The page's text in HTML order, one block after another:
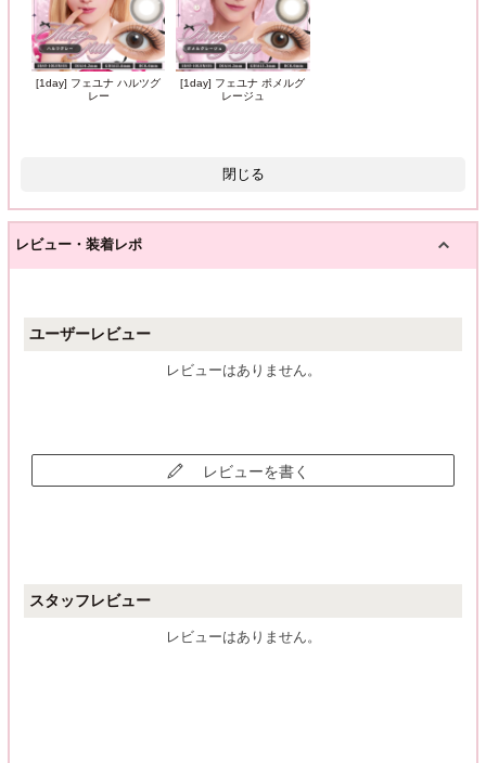
[1day] フェユナ ハルツグ
レー
[1day] フェユナ ポメルグ
レージュ
閉じる
レビュー・装着レポ
ユーザーレビュー
レビューはありません。
レビューを書く
スタッフレビュー
レビューはありません。